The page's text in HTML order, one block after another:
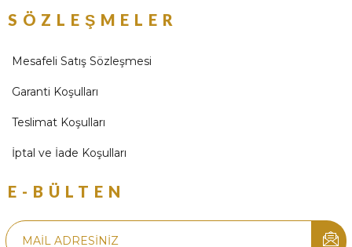
SÖZLEŞMELER
Mesafeli Satış Sözleşmesi
Garanti Koşulları
Teslimat Koşulları
İptal ve İade Koşulları
E-BÜLTEN